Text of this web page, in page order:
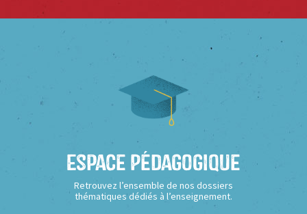
Espace Pédagogique
Retrouvez l’ensemble de nos dossiers
thématiques dédiés à l’enseignement.